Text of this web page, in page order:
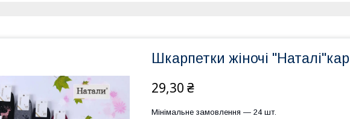
Шкарпетки жіночі "Наталі"кар
29,30 ₴
Мінімальне замовлення — 24 шт.